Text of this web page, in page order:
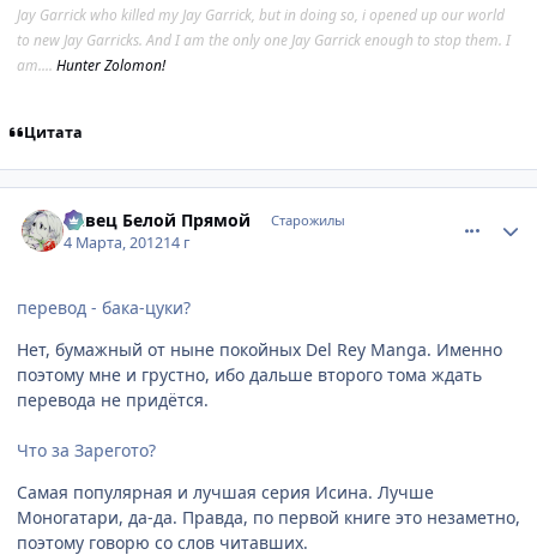
Jay Garrick who killed my Jay Garrick, but in doing so, i opened up our world
to new Jay Garricks. And I am the only one Jay Garrick enough to stop them. I
am.... Hunter Zolomon!
Цитата
Певец Белой Прямой Старожилы
4 Марта, 201214 г
перевод - бака-цуки?
Нет, бумажный от ныне покойных Del Rey Manga. Именно
поэтому мне и грустно, ибо дальше второго тома ждать
перевода не придётся.
Что за Зарегото?
Самая популярная и лучшая серия Исина. Лучше
Моногатари, да-да. Правда, по первой книге это незаметно,
поэтому говорю со слов читавших.